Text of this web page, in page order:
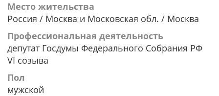
Место жительства
Россия / Москва и Московская обл. / Москва
Профессиональная деятельность
депутат Госдумы Федерального Собрания РФ
VI созыва
Пол
мужской